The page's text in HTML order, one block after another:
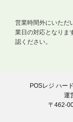
営業時間外にいただ
業日の対応となりま
認ください。
POSレジ ハー
運
〒462-